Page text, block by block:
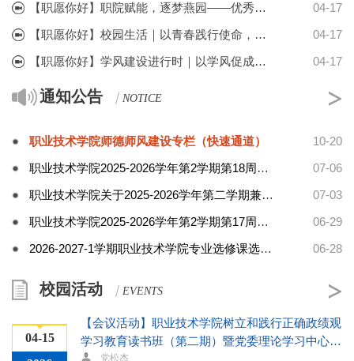
【职愿你好】职院赋能，逐梦燕园——优秀校友宋宜昊返校谢师恩话成长
04-17
【职愿你好】校园生活｜以青春践行使命，职业技术学院学子积极参与国家安全素养展示活动
04-17
【职愿你好】学风建设进行时｜以学风促成长，以辅导助通关——职业技术学院组织学生参与大学英语四级辅导讲座
04-17
通知公告
职业技术学院师德师风建设专栏（快速通道）
10-20
职业技术学院2025-2026学年第2学期第18周日程安排表
07-06
职业技术学院关于2025-2026学年第二学期兼职教师考核情况名单的公示（已完结）
07-03
职业技术学院2025-2026学年第2学期第17周日程安排表
06-29
2026-2027-1学期职业技术学院专业选修课选课要求说明
06-28
校园活动
04-06
2026
题学习会
党松杰
04-08
2026
陈莲君
04-15
【会议活动】职业技术学院树立和践行正确政绩观
学习教育读书班（第二期）暨党委理论学习中心组
党松杰